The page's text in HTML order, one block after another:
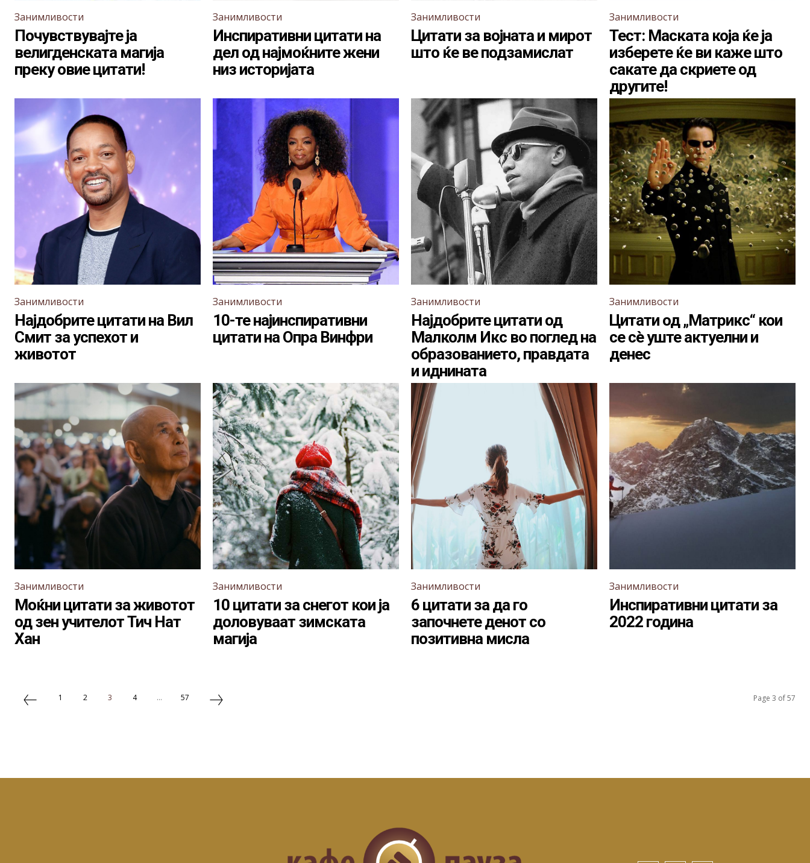
Занимливости
Почувствувајте ја
велигденската магија
преку овие цитати!
Занимливости
Инспиративни цитати на
дел од најмоќните жени
низ историјата
Занимливости
Цитати за војната и мирот
што ќе ве подзамислат
Занимливости
Тест: Маската која ќе ја
изберете ќе ви каже што
сакате да скриете од
другите!
Занимливости
Најдобрите цитати на Вил
Смит за успехот и
животот
Занимливости
10-те најинспиративни
цитати на Опра Винфри
Занимливости
Најдобрите цитати од
Малколм Икс во поглед на
образованието, правдата
и иднината
Занимливости
Цитати од „Матрикс“ кои
се сè уште актуелни и
денес
Занимливости
Моќни цитати за животот
од зен учителот Тич Нат
Хан
Занимливости
10 цитати за снегот кои ја
доловуваат зимската
магија
Занимливости
6 цитати за да го
започнете денот со
позитивна мисла
Занимливости
Инспиративни цитати за
2022 година
1 2 3 4 ... 57 Page 3 of 57